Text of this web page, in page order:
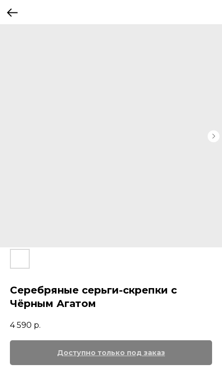
Серебряные серьги-скрепки с
Чёрным Агатом
4 590 р.